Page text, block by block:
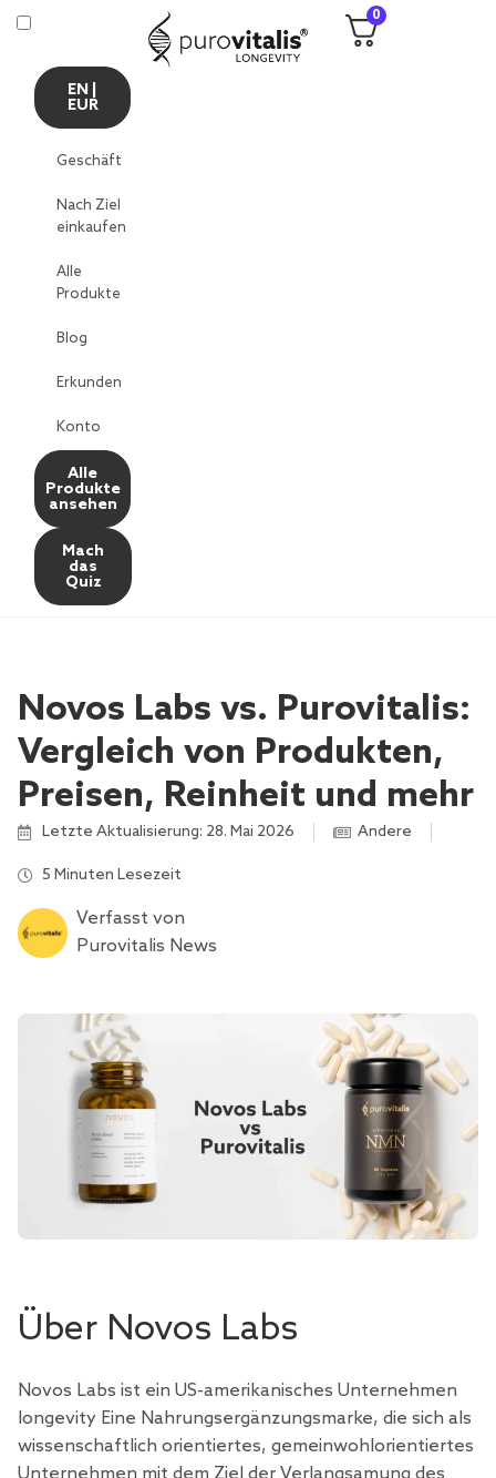
EN |
EUR
Geschäft
Nach Ziel
einkaufen
Alle
Produkte
Blog
Erkunden
Konto
Alle
Produkte
ansehen
Mach
das
Quiz
0
Novos Labs vs. Purovitalis:
Vergleich von Produkten,
Preisen, Reinheit und mehr
Letzte Aktualisierung: 28. Mai 2026 Andere
5 Minuten Lesezeit
Verfasst von
Purovitalis News
Über Novos Labs
Novos Labs ist ein US-amerikanisches Unternehmen
longevity Eine Nahrungsergänzungsmarke, die sich als
wissenschaftlich orientiertes, gemeinwohlorientiertes